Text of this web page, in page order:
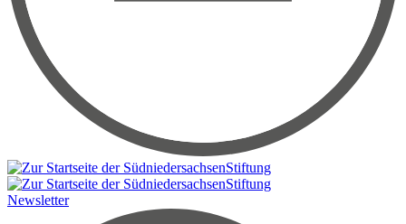
Newsletter